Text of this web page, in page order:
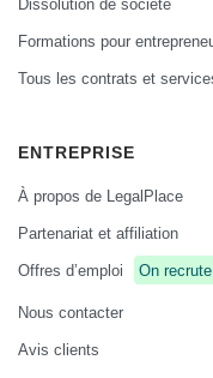
Formations pour
Tous les contrats et
ENTREPRISE
À propos de LegalPlace
Partenariat et affiliation
Offres d’emploi
On
Nous contacter
Avis clients